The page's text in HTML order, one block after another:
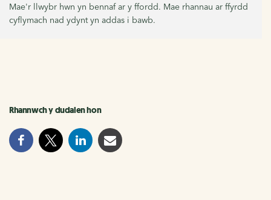
Mae'r llwybr hwn yn bennaf ar y ffordd. Mae rhannau ar ffyrdd
cyflymach nad ydynt yn addas i bawb.
Rhannwch y dudalen hon